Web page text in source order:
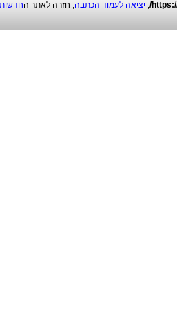
, יציאה לעמוד הכתבה, חזרה לאתר החדשות